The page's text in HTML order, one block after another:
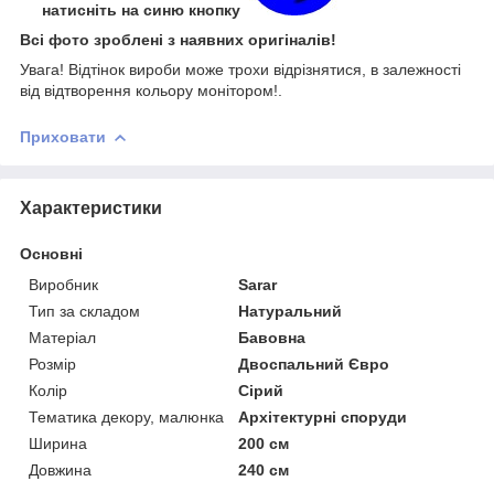
натисніть на синю кнопку
Всі фото зроблені з наявних оригіналів!
Увага! Відтінок вироби може трохи відрізнятися, в залежності
від відтворення кольору монітором!.
Приховати
Характеристики
Основні
Виробник
Sarar
Тип за складом
Натуральний
Матеріал
Бавовна
Розмір
Двоспальний Євро
Колір
Сірий
Тематика декору, малюнка
Архітектурні споруди
Ширина
200 см
Довжина
240 см